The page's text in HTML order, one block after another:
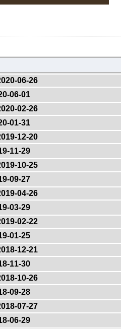
06-26
06-01
02-26
01-31
12-20
11-29
10-25
09-27
04-26
03-29
02-22
01-25
12-21
11-30
10-26
09-28
07-27
06-29